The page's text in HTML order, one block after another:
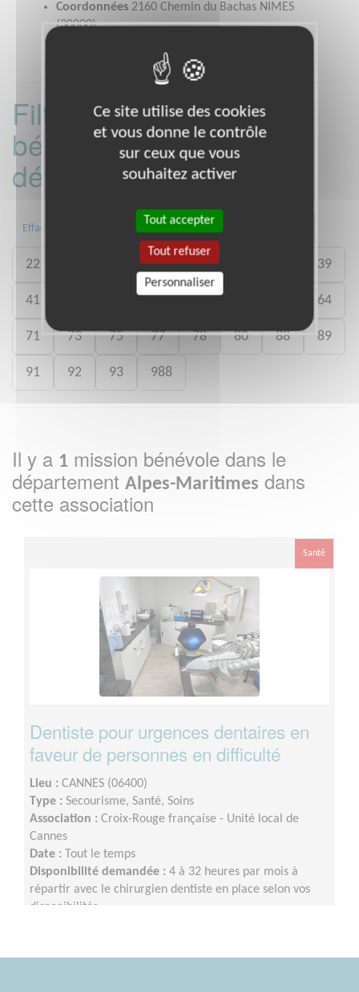
Coordonnées 2160 Chemin du Bachas NIMES
(30000)
Filtrer les missions
bénévoles par
département :
Effacer 13 15
22 29 33 39
41 64
71 73 75 77 78 80 88 89
91 92 93 988
Il y a 1 mission bénévole dans le
département Alpes-Maritimes dans
cette association
Santé
Dentiste pour urgences dentaires en
faveur de personnes en difficulté
Lieu : CANNES (06400)
Type : Secourisme, Santé, Soins
Association : Croix-Rouge française - Unité local de
Cannes
Date : Tout le temps
Disponibilité demandée : 4 à 32 heures par mois à
répartir avec le chirurgien dentiste en place selon vos
disponibilités
Ce site utilise des cookies
et vous donne le contrôle
sur ceux que vous
souhaitez activer
Tout accepter
Tout refuser
Personnaliser